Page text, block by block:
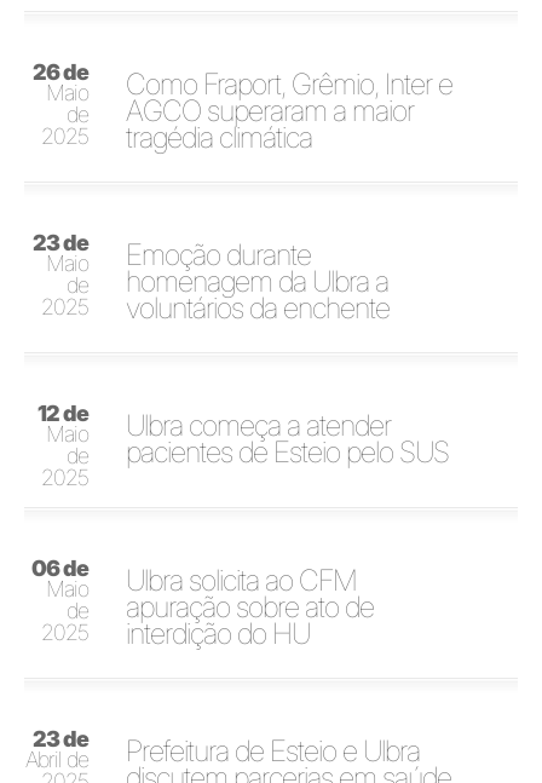
26 de
Maio
de
2025
Como Fraport, Grêmio, Inter e
AGCO superaram a maior
tragédia climática
23 de
Maio
de
2025
Emoção durante
homenagem da Ulbra a
voluntários da enchente
12 de
Maio
de
2025
Ulbra começa a atender
pacientes de Esteio pelo SUS
06 de
Maio
de
2025
Ulbra solicita ao CFM
apuração sobre ato de
interdição do HU
23 de
Abril de
Prefeitura de Esteio e Ulbra